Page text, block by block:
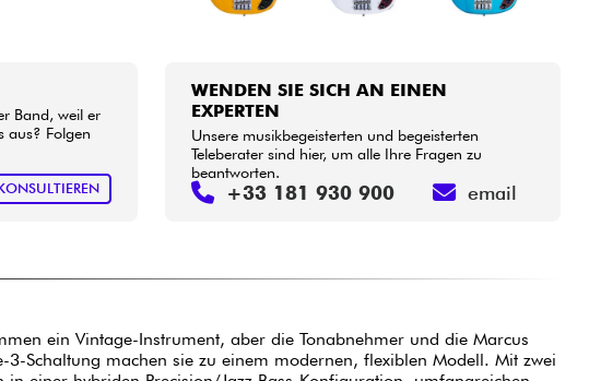
Band, weil er
aus? Folgen
WENDEN SIE SICH AN EINEN
EXPERTEN
Unsere musikbegeisterten und begeisterten
Teleberater sind hier, um alle Ihre Fragen zu
beantworten.
+33 181 930 900 email
ein Vintage-Instrument, aber die Tonabnehmer und die Marcus
3-Schaltung machen sie zu einem modernen, flexiblen Modell. Mit zwei